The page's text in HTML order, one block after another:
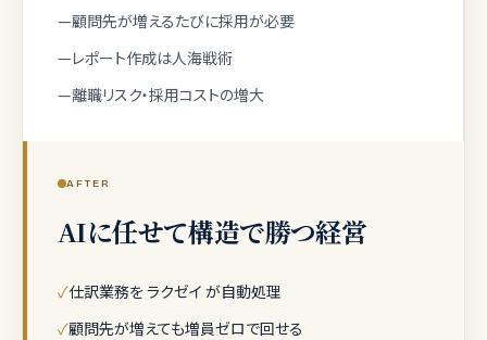
—顧問先が増えるたびに採用が必要
—レポート作成は人海戦術
—離職リスク・採用コストの増大
AFTER
AIに任せて構造で勝つ経営
✓仕訳業務を ラクゼイ が自動処理
✓顧問先が増えても増員ゼロで回せる